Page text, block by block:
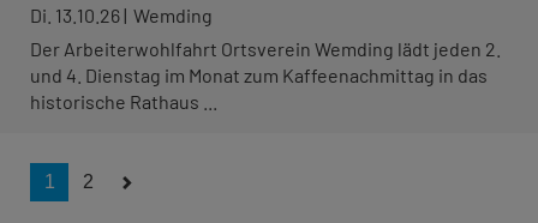
Di. 13.10.26 Wemding
Der Arbeiterwohlfahrt Ortsverein Wemding lädt jeden 2.
und 4. Dienstag im Monat zum Kaffeenachmittag in das
historische Rathaus ...
1 2